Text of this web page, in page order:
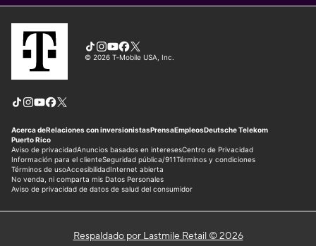
Respaldado por Lastmile Retail © 2026